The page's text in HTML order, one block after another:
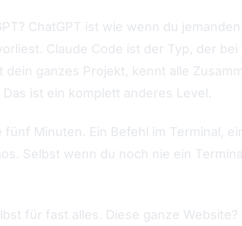
ChatGPT ist wie wenn du
Claude Code ist der Typ, der
dein ganzes Projekt, kennt alle
ist ein komplett anderes Level.
fünf Minuten. Ein Befehl im Terminal,
Selbst wenn du noch nie ein
für fast alles. Diese ganze Website?